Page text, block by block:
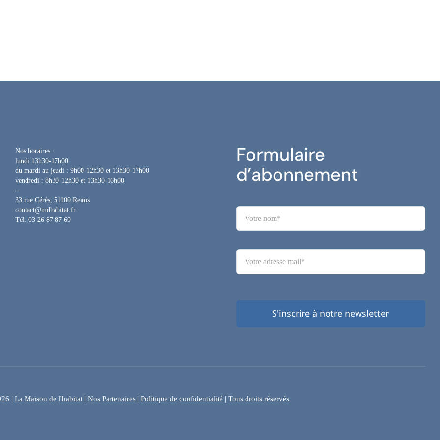
Nos horaires :
lundi 13h30-17h00
du mardi au jeudi : 9h00-12h30 et 13h30-17h00
vendredi : 8h30-12h30 et 13h30-16h00
–
33 rue Cérès, 51100 Reims
contact@mdhabitat.fr
Tél. 03 26 87 87 69
Formulaire
d’abonnement
S'inscrire à notre newsletter
| La Maison de l'habitat | Nos Partenaires| Politique de confidentialité | Tous droits réservés